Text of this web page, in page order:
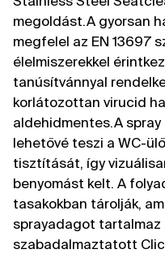
megoldást.A gyorsan
megfelel az EN 13697
élelmiszerekkel
tanúsítvánnyal
korlátozottan virucid
aldehidmentes.A
lehetővé teszi a WC-
tisztítását, így
benyomást kelt. A
tasakokban tárolják,
sprayadagot tartalmaz
szabadalmaztatott